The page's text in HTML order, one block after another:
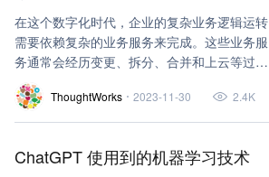
在这个数字化时代，企业的复杂业务逻辑运转
需要依赖复杂的业务服务来完成。这些业务服
务通常会经历变更、拆分、合并和上云等过
程，最终与一些商业软件和云平台深度融合。
ThoughtWorks 2023-11-30 2.4K
ChatGPT 使用到的机器学习技术